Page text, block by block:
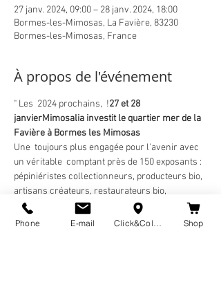
27 janv. 2024, 09:00 – 28 janv. 2024, 18:00
Bormes-les-Mimosas, La Favière, 83230
Bormes-les-Mimosas, France
À propos de l'événement
" Les 2024 prochains, !27 et 28
janvierMimosalia investit le quartier mer de la
Favière à Bormes les Mimosas
Une toujours plus engagée pour l'avenir avec
un véritable comptant près de 150 exposants :
pépiniéristes collectionneurs, producteurs bio,
artisans créateurs, restaurateurs bio,
associations...
27ème édition
"village des
alternatives"
Phone E-mail Shop